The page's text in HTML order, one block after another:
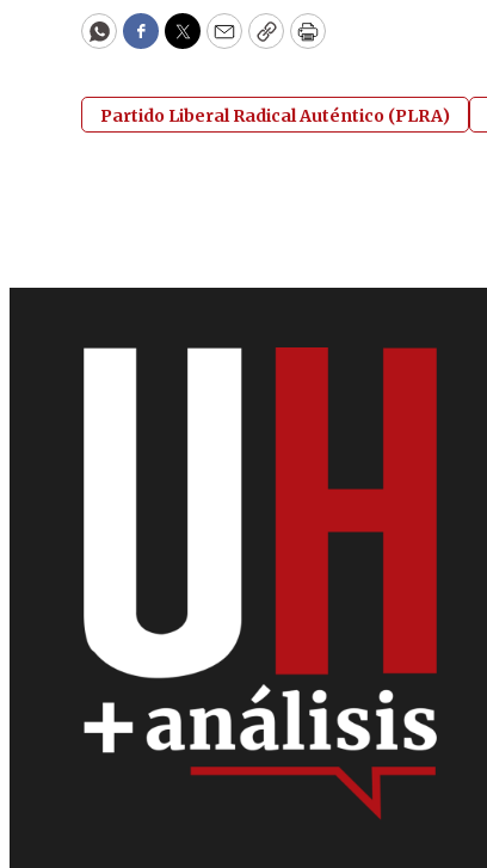
WhatsApp
Facebook
Twitter
EmailCopyPrint
Partido Liberal Radical Auténtico (PLRA)